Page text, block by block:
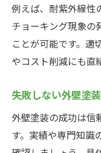
例えば、耐紫外線性
チョーキング現象の
ことが可能です。適
やコスト削減にも直
失敗しない外壁塗
外壁塗装の成功は信
す。実績や専門知識